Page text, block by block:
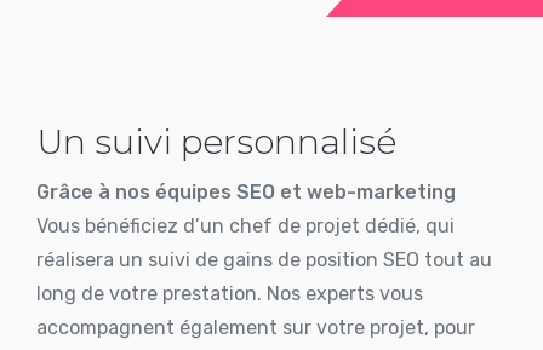
Un suivi personnalisé
Grâce à nos équipes SEO et web-marketing
Vous bénéficiez d’un chef de projet dédié, qui
réalisera un suivi de gains de position SEO tout au
long de votre prestation. Nos experts vous
accompagnent également sur votre projet, pour